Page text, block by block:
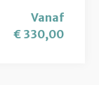
Vanaf
€ 330,00